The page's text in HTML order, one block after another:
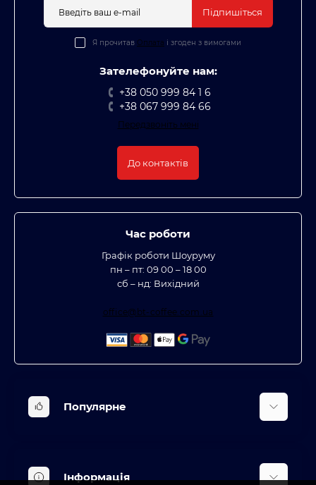
Підпишіться
Я прочитав Оплата і згоден з вимогами
Зателефонуйте нам:
+38 050 999 84 1 6
+38 067 999 84 66
Передзвоніть мені
До контактів
Час роботи
Графік роботи Шоуруму
пн – пт: 09 00 – 18 00
сб – нд: Вихідний
office@bt-coffee.com.ua
Популярне
Кліматична техніка
Інформація